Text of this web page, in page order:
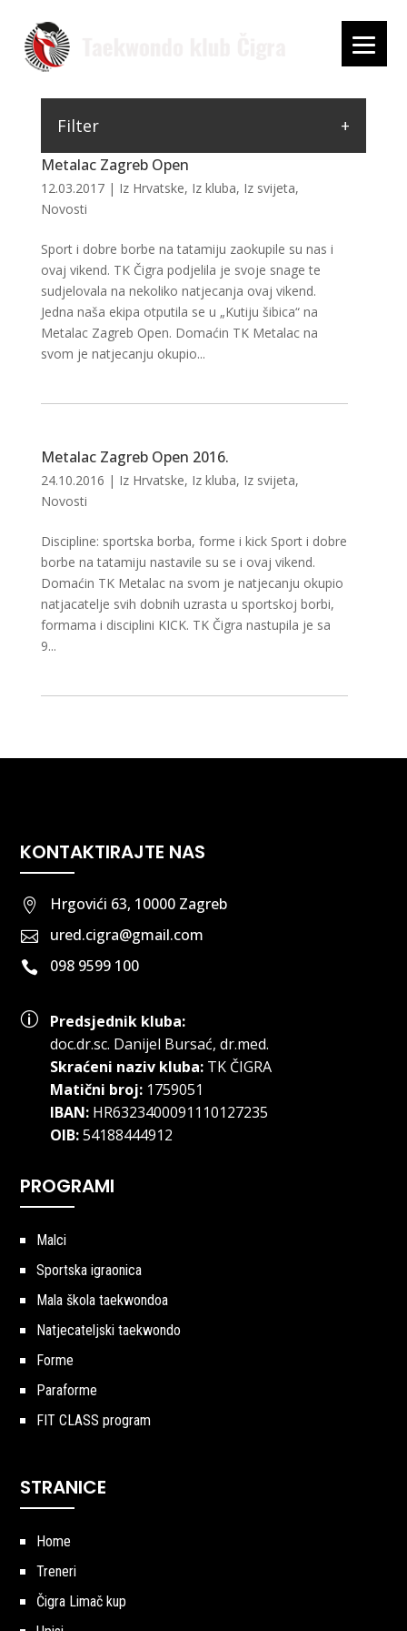
Metalac Zagreb Open
12.03.2017| Iz Hrvatske, Iz kluba, Iz svijeta,
Novosti
Sport i dobre borbe na tatamiju zaokupile su nas i
ovaj vikend. TK Čigra podjelila je svoje snage te
sudjelovala na nekoliko natjecanja ovaj vikend.
Jedna naša ekipa otputila se u „Kutiju šibica“ na
Metalac Zagreb Open. Domaćin TK Metalac na
svom je natjecanju okupio...
Metalac Zagreb Open 2016.
24.10.2016 | Iz Hrvatske, Iz kluba, Iz svijeta,
Novosti
Discipline: sportska borba, forme i kick Sport i dobre
borbe na tatamiju nastavile su se i ovaj vikend.
Domaćin TK Metalac na svom je natjecanju okupio
natjacatelje svih dobnih uzrasta u sportskoj borbi,
formama i disciplini KICK. TK Čigra nastupila je sa
9...
Filter
KONTAKTIRAJTE NAS
 Hrgovići 63, 10000 Zagreb
 ured.cigra@gmail.com
 098 9599 100
p
Predsjednik kluba:
doc.dr.sc. Danijel Bursać, dr.med.
Skraćeni naziv kluba:TK ČIGRA
Matični broj:1759051
IBAN:HR6323400091110127235
OIB:54188444912
PROGRAMI
Malci
Sportska igraonica
Mala škola taekwondoa
Natjecateljski taekwondo
Forme
Paraforme
FIT CLASS program
STRANICE
Home
Treneri
Čigra Limač kup